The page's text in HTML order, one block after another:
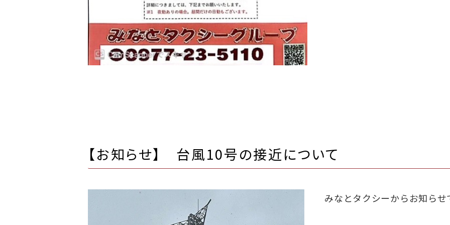
【お知らせ】 台風10号の接近について
みなとタクシーからお知らせ